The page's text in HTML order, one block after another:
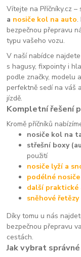
Vítejte na Příčníky.cz –
a nosiče kol na auto.
bezpečnou přepravu
typu vašeho vozu.
V naší nabídce
s hagusy, fixpointy i
podle značky, modelu
perfektně sedí na váš
jízdě.
Kompletní řešení
Kromě příčníků
nosiče kol na
střešní boxy
použití
nosiče lyží a
podélné nosiče
další
sněhové řetězy
Díky tomu u nás
bezpečnou přepravu
cestách.
Jak vybrat